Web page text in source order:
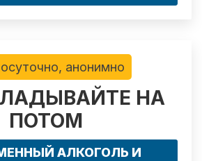
анонимно
НА
ПОТОМ
АЛКОГОЛЬ И